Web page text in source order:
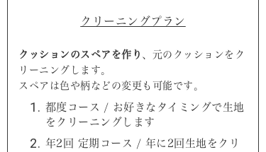
クリーニングプラン
クッションのスペアを作り 、元のクッションをク
リーニングします。
スペアは色や柄などの変更も可能です。
都度コース / お好きなタイミングで生地
をクリーニングします
年2回 定期コース / 年に2回生地をクリ